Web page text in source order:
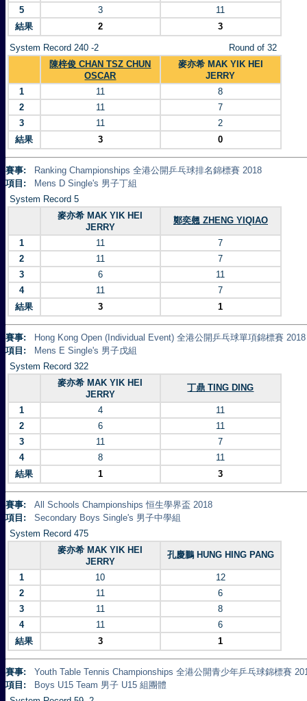
5
3
11
結果
2 3
System Record 240 -2
Round of 32
陳梓俊 CHAN TSZ CHUN
OSCAR
麥亦希 MAK YIK HEI
JERRY
1
11
8
2
11
7
3
11
2
結果
3 0
賽事:
Ranking Championships 全港公開乒乓球排名錦標賽 2018
項目:
Mens D Single's 男子丁組
System Record 5
麥亦希 MAK YIK HEI
JERRY
鄭奕翹 ZHENG YIQIAO
1 11
7
2
11
7
3
6
11
4
11
7
結果
3 1
賽事:
Hong Kong Open (Individual Event) 全港公開乒乓球單項錦標賽 2018
項目:
Mens E Single's 男子戊組
System Record 322
麥亦希 MAK YIK HEI
JERRY
丁鼎 TING DING
1 4
11
2
6
11
3
11
7
4
8
11
結果
1 3
賽事:
All Schools Championships 恒生學界盃 2018
項目:
Secondary Boys Single's 男子中學組
System Record 475
麥亦希 MAK YIK HEI
JERRY
孔慶鵬 HUNG HING PANG
1 10
12
2
11
6
3
11
8
4
11
6
結果
3 1
賽事:
Youth Table Tennis Championships 全港公開青少年乒乓球錦標賽
項目:
Boys U15 Team 男子 U15 組團體